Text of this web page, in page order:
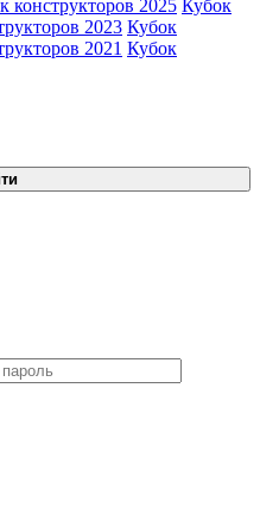
конструкторов 2025 Кубок
2023 Кубок
2021 Кубок